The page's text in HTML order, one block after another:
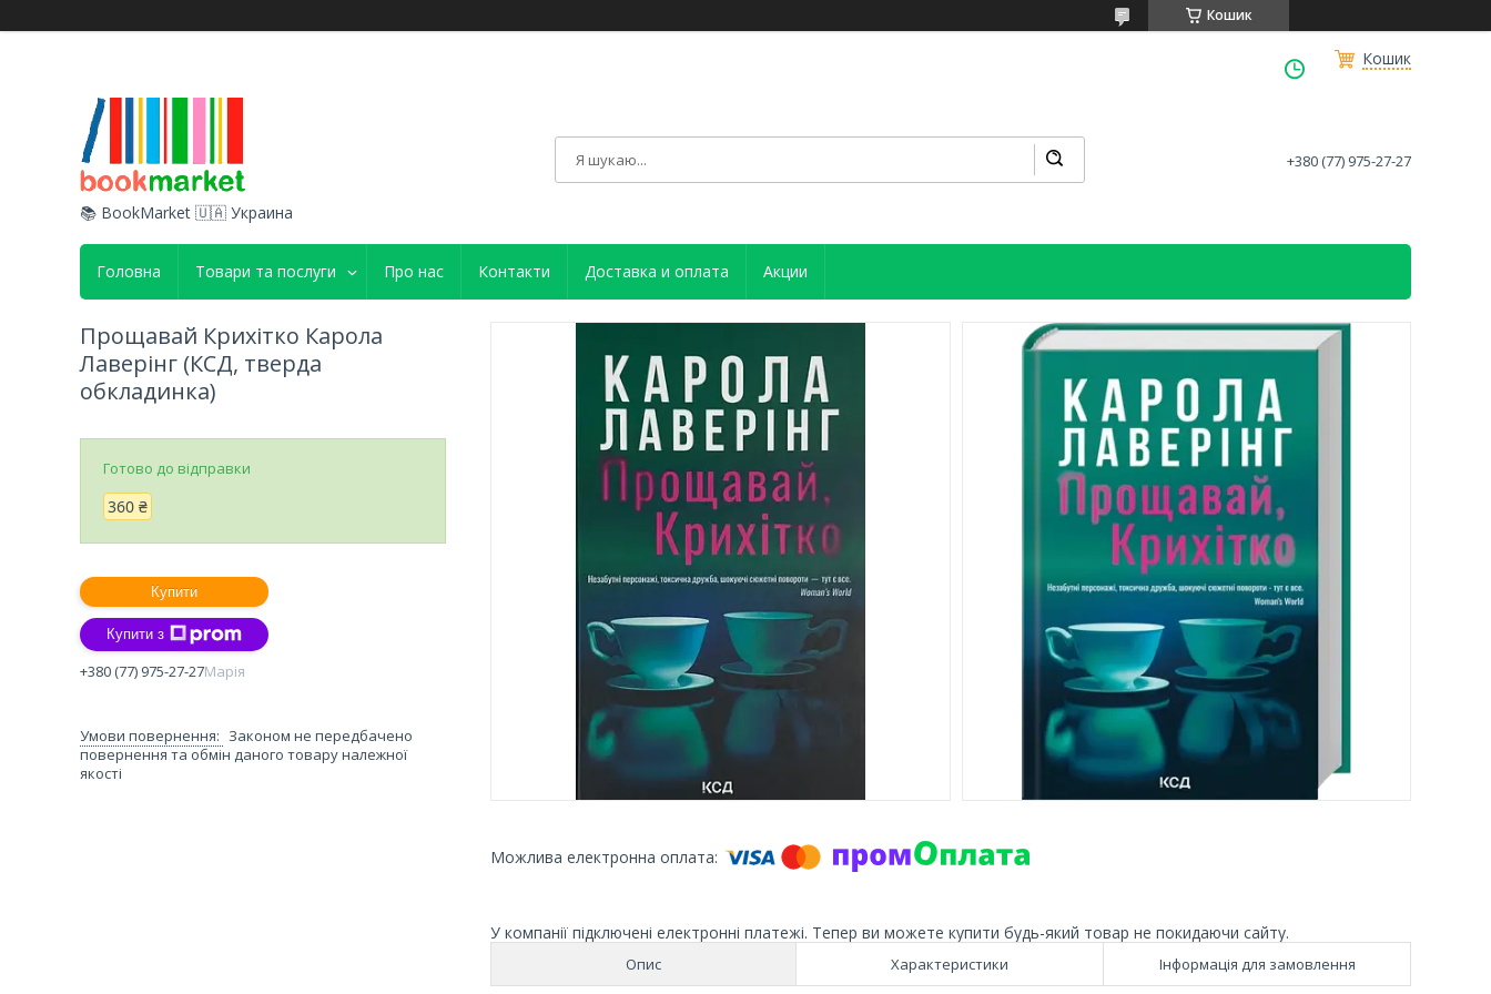
Кошик
Кошик
📚 BookMarket 🇺🇦 Украина
+380 (77) 975-27-27
Головна Товари та послуги Про нас Контакти Доставка и оплата Акции
У компанії підключені електронні платежі. Тепер ви можете купити будь-який товар не покидаючи сайту.
Опис Характеристики Інформація для замовлення
Прощавай Крихітко Карола
Лаверінг (КСД, тверда
обкладинка)
Готово до відправки
360 ₴
Купити
Купити з
+380 (77) 975-27-27Марія
Законом не передбачено
повернення та обмін даного товару належної
якості